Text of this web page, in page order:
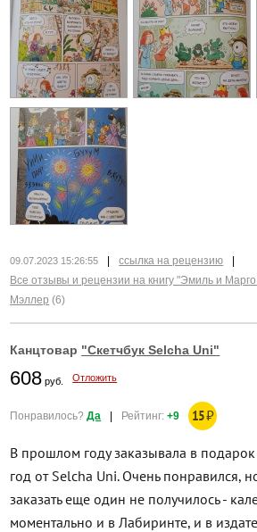
09.07.2023 15:26:55 ссылка на рецензию
Все отзывы и рецензии на книгу "Эмиль и
Мэллер (6)
Канцтовар "Скетчбук Selcha Uni"
608 руб. Отложить
Понравилось?Да | Рейтинг:+9 15₽
В прошлом году заказывала в
год от Selcha Uni. Очень понравился,
заказать еще один не получилось -
моментально и в Лабиринте, и в